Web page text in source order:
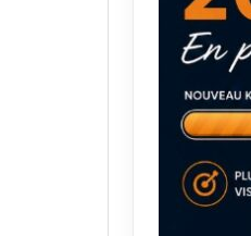
juillet 2023
juin 2023
mai 2023
avril 2023
mars 2023
février 2023